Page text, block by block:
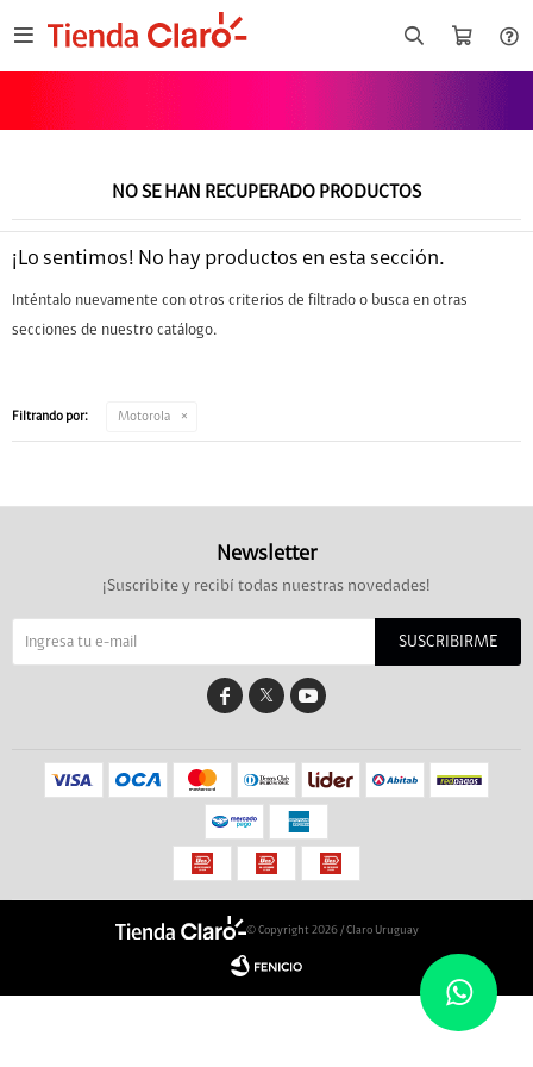

NO SE HAN RECUPERADO PRODUCTOS
¡Lo sentimos! No hay productos en esta sección.
Inténtalo nuevamente con otros criterios de filtrado o busca en otras
secciones de nuestro catálogo.
Filtrando por: Motorola
Newsletter
¡Suscribite y recibí todas nuestras novedades!
SUSCRIBIRME
 
© Copyright 2026 / Claro Uruguay
G06 64GB